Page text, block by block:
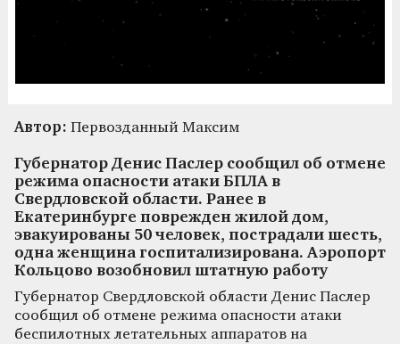
Автор: Первозданный Максим
Губернатор Денис Паслер сообщил об отмене
режима опасности атаки БПЛА в
Свердловской области. Ранее в
Екатеринбурге поврежден жилой дом,
эвакуированы 50 человек, пострадали шесть,
одна женщина госпитализирована. Аэропорт
Кольцово возобновил штатную работу
Губернатор Свердловской области Денис Паслер
сообщил об отмене режима опасности атаки
беспилотных летательных аппаратов на